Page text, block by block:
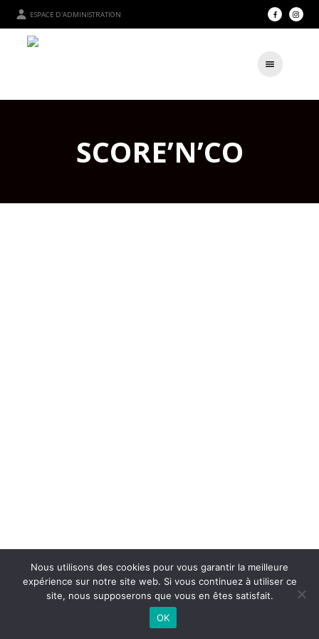
ESPACE D'ADMINISTRATION
SCORE’N’CO
2026 - Basket Club Basse-Goulaine | Site internet réalisé par
CONTACTEZ-NOUS | MENTIONS LÉGALES
Nous utilisons des cookies pour vous garantir la meilleure
expérience sur notre site web. Si vous continuez à utiliser ce
site, nous supposerons que vous en êtes satisfait.
OK